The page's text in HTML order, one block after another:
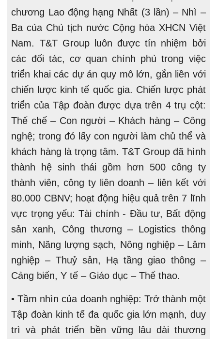
chương Lao động hạng Nhất (3 lần) – Nhì –
Ba của Chủ tịch nước Cộng hòa XHCN Việt
Nam. T&T Group luôn được tín nhiệm bởi
các đối tác, cơ quan chính phủ trong việc
triển khai các dự án quy mô lớn, gắn liền với
chiến lược kinh tế quốc gia. Chiến lược phát
triển của Tập đoàn được dựa trên 4 trụ cột:
Thể chế – Con người – Khách hàng – Công
nghệ; trong đó lấy con người làm chủ thể và
khách hàng là trọng tâm. T&T Group đã hình
thành hệ sinh thái gồm hơn 500 công ty
thành viên, công ty liên doanh – liên kết với
80.000 CBNV; hoạt động hiệu quả trên 7 lĩnh
vực trọng yếu: Tài chính - Đầu tư, Bất động
sản xanh, Công thương – Logistics thông
minh, Năng lượng sạch, Nông nghiệp – Lâm
nghiệp – Thuỷ sản, Hạ tầng giao thông –
Cảng biển, Y tế – Giáo dục – Thể thao.
• Tầm nhìn của doanh nghiệp: Trở thành một
Tập đoàn kinh tế đa quốc gia lớn mạnh, duy
trì và phát triển bền vững lâu dài thương